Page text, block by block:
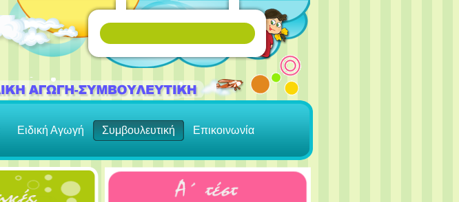
Ειδική Αγωγή Συμβουλευτική Επικοινωνία